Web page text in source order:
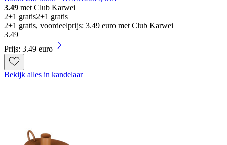
3.49 met Club Karwei
2+1 gratis2+1 gratis
2+1 gratis, voordeelprijs: 3.49 euro met Club Karwei
3.49
Prijs: 3.49 euro
Bekijk alles in kandelaar